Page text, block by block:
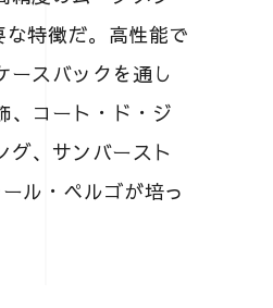
特徴だ。高性能で
スバックを通し
、コート・ド・ジ
グ、サンバースト
ル・ペルゴが培っ